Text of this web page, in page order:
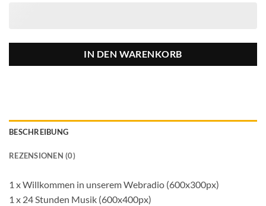
IN DEN WARENKORB
BESCHREIBUNG
REZENSIONEN (0)
1 x Willkommen in unserem Webradio (600x300px)
1 x 24 Stunden Musik (600x400px)